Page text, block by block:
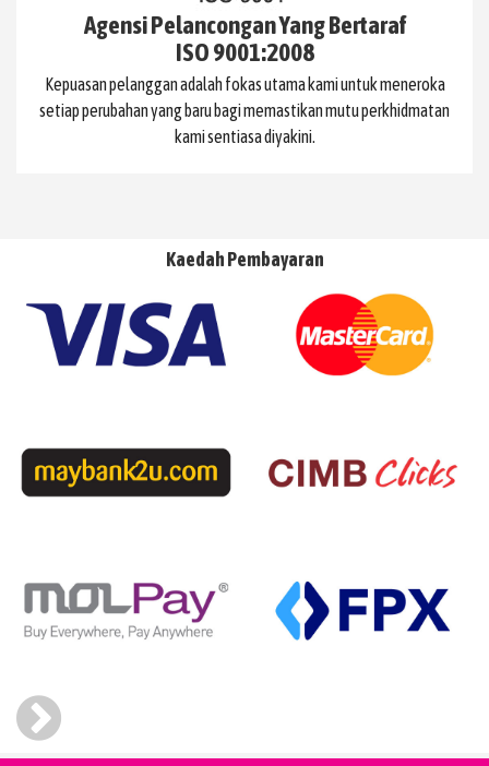
Agensi Pelancongan Yang Bertaraf
ISO 9001:2008
Kepuasan pelanggan adalah fokas utama kami untuk meneroka
setiap perubahan yang baru bagi memastikan mutu perkhidmatan
kami sentiasa diyakini.
Kaedah Pembayaran